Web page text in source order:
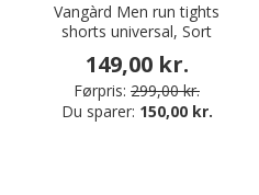
Vangàrd Men run tights
shorts universal, Sort
149,00 kr.
Førpris: 299,00 kr.
Du sparer: 150,00 kr.